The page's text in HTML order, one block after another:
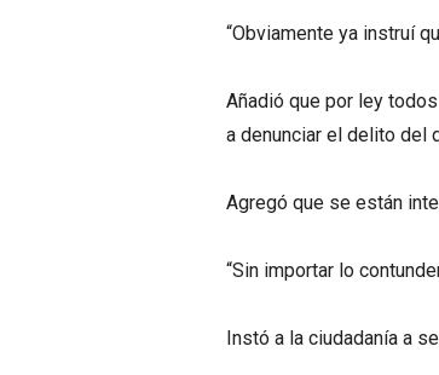
“Obviamente ya instruí
Añadió que por ley
a denunciar el delito del
Agregó que se están
“Sin importar lo
Instó a la ciudadanía a